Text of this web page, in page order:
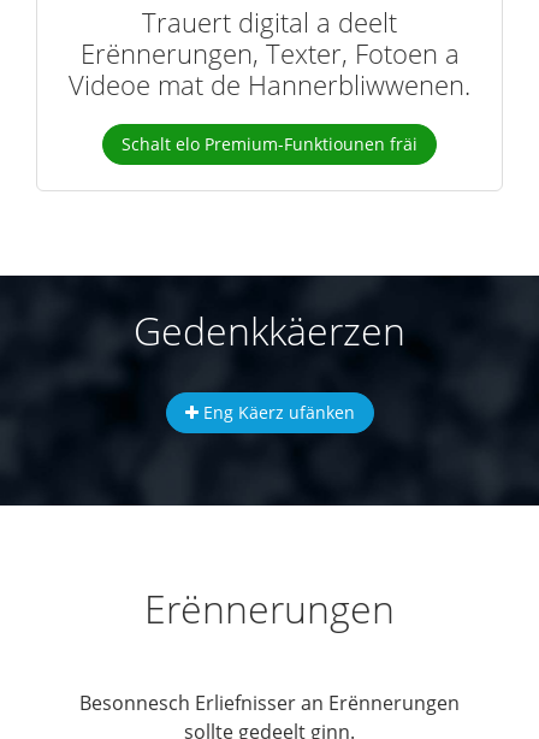
Trauert digital a deelt
Erënnerungen, Texter, Fotoen a
Videoe mat de Hannerbliwwenen.
Schalt elo Premium-Funktiounen fräi
Gedenkkäerzen
Eng Käerz ufänken
Erënnerungen
Besonnesch Erliefnisser an Erënnerungen
sollte gedeelt ginn.